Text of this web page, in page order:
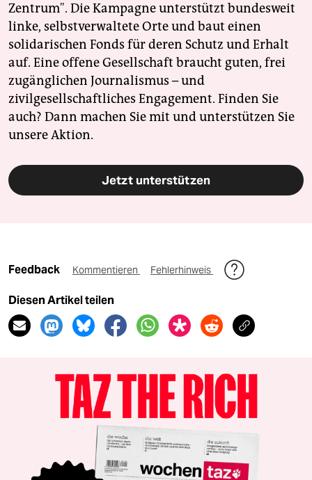
Zentrum". Die Kampagne unterstützt bundesweit
linke, selbstverwaltete Orte und baut einen
solidarischen Fonds für deren Schutz und Erhalt
auf. Eine offene Gesellschaft braucht guten, frei
zugänglichen Journalismus – und
zivilgesellschaftliches Engagement. Finden Sie
auch? Dann machen Sie mit und unterstützen Sie
unsere Aktion.
Jetzt unterstützen
Feedback Kommentieren Fehlerhinweis
Diesen Artikel teilen